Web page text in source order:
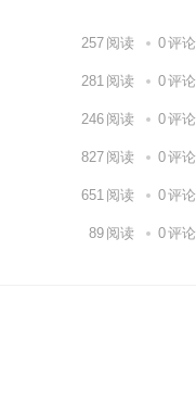
257 阅读 0评论
281 阅读 0评论
246 阅读 0评论
827 阅读 0评论
651 阅读 0评论
89 阅读 0评论